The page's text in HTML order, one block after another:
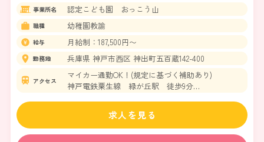
事業所名 認定こども園 おっこう山
職種 幼稚園教諭
給与 月給制：187,500円〜
勤務地 兵庫県 神戸市西区 神出町五百蔵142-400
アクセス
マイカー通勤OK！(規定に基づく補助あり)
神戸電鉄粟生線 緑が丘駅 徒歩9分
求人を見る